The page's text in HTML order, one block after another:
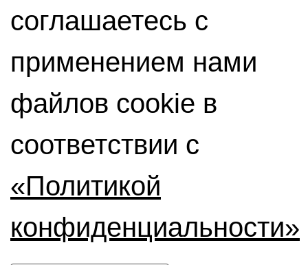
соглашаетесь с
применением нами
файлов cookie в
соответствии с
«Политикой
конфиденциальности»